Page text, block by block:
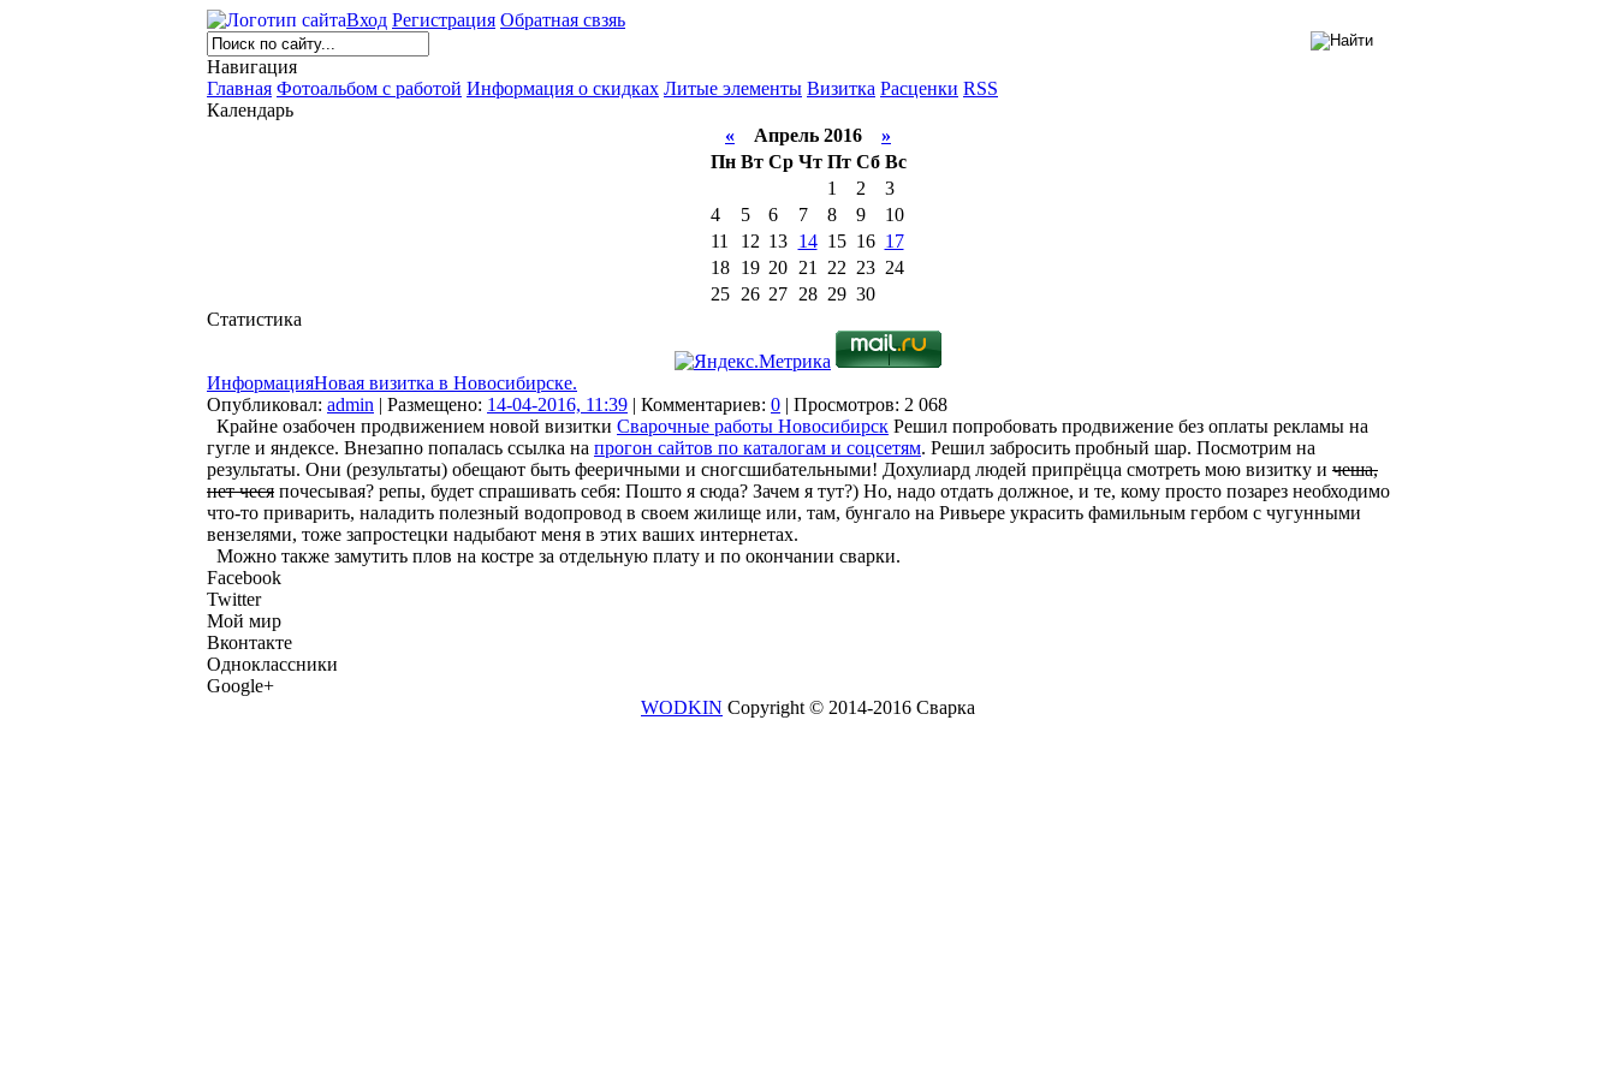
Вход Регистрация Обратная свзяь
Навигация
Главная Фотоальбом с работой Информация о скидках Литые элементы Визитка Расценки RSS
Календарь
« Апрель 2016 »
Пн Вт Ср Чт Пт Сб Вс
1
2
3
4
5 6 7 8 9
10
11
12 13 14 15 16 17
18
19 20 21 22 23 24
25
26 27 28 29 30
Статистика
ИнформацияНовая визитка в Новосибирске.
Опубликовал: admin | Размещено: 14-04-2016, 11:39 | Комментариев: 0 | Просмотров: 2 068
Крайне озабочен продвижением новой визитки Сварочные работы Новосибирск Решил попробовать продвижение без оплаты рекламы на
гугле и яндексе. Внезапно попалась ссылка на прогон сайтов по каталогам и соцсетям. Решил забросить пробный шар. Посмотрим на
результаты. Они (результаты) обещают быть фееричными и сногсшибательными! Дохулиард людей припрёцца смотреть мою визитку и чеша,
нет чеся почесывая? репы, будет спрашивать себя: Пошто я сюда? Зачем я тут?) Но, надо отдать должное, и те, кому просто позарез необходимо
что-то приварить, наладить полезный водопровод в своем жилище или, там, бунгало на Ривьере украсить фамильным гербом с чугунными
вензелями, тоже запростецки надыбают меня в этих ваших интернетах.
Можно также замутить плов на костре за отдельную плату и по окончании сварки.
Facebook
Twitter
Мой мир
Вконтакте
Одноклассники
Google+
WODKIN Copyright © 2014-2016 Сварка